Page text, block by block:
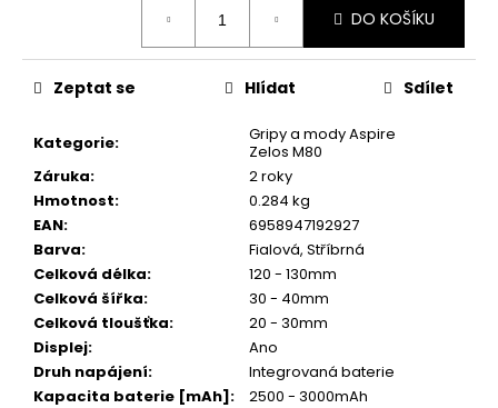
DO KOŠÍKU
Kategorie:
Gripy a mody Aspire
Zelos M80
Záruka:
2 roky
Hmotnost:
0.284 kg
EAN:
6958947192927
Barva: Fialová, Stříbrná
Celková délka:
120 - 130mm
Celková šířka:
30 - 40mm
Celková tloušťka:
20 - 30mm
Displej:
Ano
Druh napájení:
Integrovaná baterie
Kapacita baterie [mAh]:
2500 - 3000mAh
Zeptat se Hlídat Sdílet
ELF
600
CHERRY
(TŘEŠEŇ)
145
Kč